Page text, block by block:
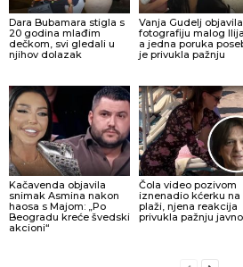
Dara Bubamara stigla s
20 godina mlađim
dečkom, svi gledali u
njihov dolazak
Vanja Gudelj objavila
fotografiju malog
a jedna poruka
je privukla pažnju
Kačavenda objavila
snimak Asmina nakon
haosa s Majom: „Po
Beogradu kreće švedski
akcioni“
Čola video pozivom
iznenadio kćerku na
plaži, njena reakcija
privukla pažnju